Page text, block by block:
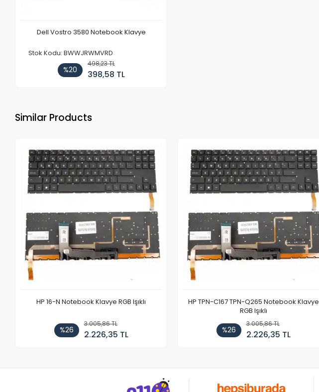
Dell Vostro 3580 Notebook Klavye
Stok Kodu: BWWJRWMVRD
%20
498,23 TL
398,58 TL
Similar Products
HP 16-N Notebook Klavye RGB Işıklı
%26
3.005,86 TL
2.226,35 TL
HP TPN-C167 TPN-Q265 Notebook Klavye
RGB Işıklı
%26
3.005,86 TL
2.226,35 TL